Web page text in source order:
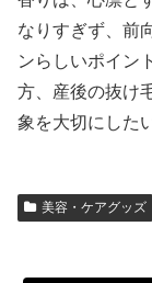
なりすぎず、前
ンらしいポイン
方、産後の抜け
象を大切にした
美容・ケアグッズ